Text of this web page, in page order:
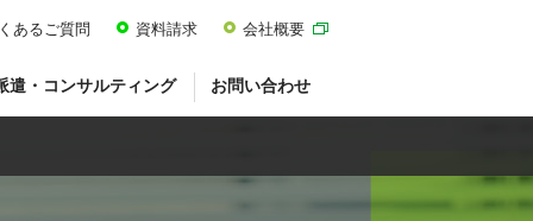
あるご質問 資料請求 会社概要
遣・コンサルティング お問い合わせ